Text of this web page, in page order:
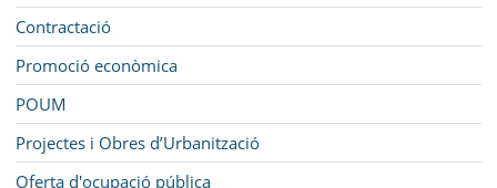
Contractació
Promoció econòmica
POUM
Projectes i Obres d’Urbanització
Oferta d'ocupació pública